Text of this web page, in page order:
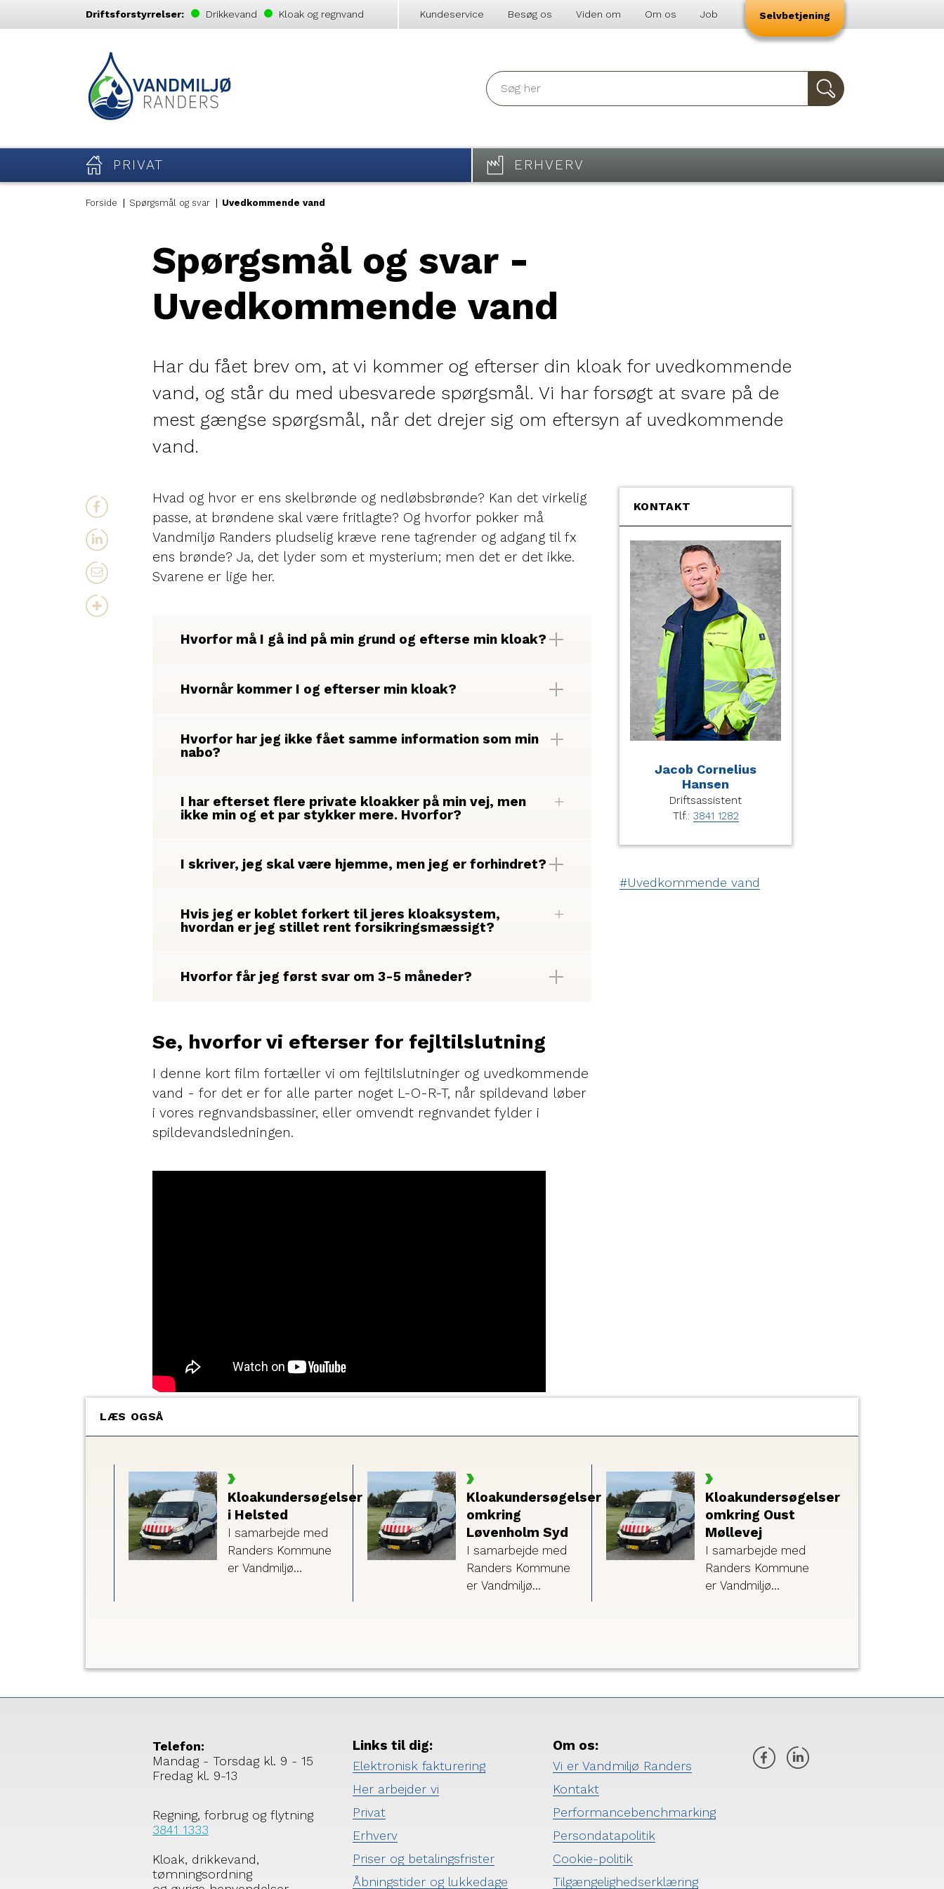
Driftsforstyrrelser: Drikkevand Kloak og regnvand Kundeservice Besøg os Viden om Om os Job Selvbetjening
PRIVAT ERHVERV
Forside Spørgsmål og svar Uvedkommende vand
Spørgsmål og svar -
Uvedkommende vand
Har du fået brev om, at vi kommer og efterser din kloak for uvedkommende
vand, og står du med ubesvarede spørgsmål. Vi har forsøgt at svare på de
mest gængse spørgsmål, når det drejer sig om eftersyn af uvedkommende
vand.
KONTAKT
Jacob Cornelius
Hansen
Driftsassistent
Tlf.: 3841 1282
Uvedkommende vand
Hvad og hvor er ens skelbrønde og nedløbsbrønde? Kan det virkelig
passe, at brøndene skal være fritlagte? Og hvorfor pokker må
Vandmiljø Randers pludselig kræve rene tagrender og adgang til fx
ens brønde? Ja, det lyder som et mysterium; men det er det ikke.
Svarene er lige her.
Hvorfor må I gå ind på min grund og efterse min kloak?
Hvornår kommer I og efterser min kloak?
Hvorfor har jeg ikke fået samme information som min
nabo?
I har efterset flere private kloakker på min vej, men
ikke min og et par stykker mere. Hvorfor?
I skriver, jeg skal være hjemme, men jeg er forhindret?
Hvis jeg er koblet forkert til jeres kloaksystem,
hvordan er jeg stillet rent forsikringsmæssigt?
Hvorfor får jeg først svar om 3-5 måneder?
Se, hvorfor vi efterser for fejltilslutning
I denne kort film fortæller vi om fejltilslutninger og uvedkommende
vand - for det er for alle parter noget L-O-R-T, når spildevand løber
i vores regnvandsbassiner, eller omvendt regnvandet fylder i
spildevandsledningen.
LÆS OGSÅ
Kloakundersøgelser
i Helsted
I samarbejde med
Randers Kommune
er Vandmiljø
steder, hvor
Kloakundersøgelser
omkring
Løvenholm Syd
I samarbejde med
Randers Kommune
er Vandmiljø
Løvenholm Syd. Vi
koblet forkert på
Kloakundersøgelser
omkring Oust
Møllevej
I samarbejde med
Randers Kommune
er Vandmiljø
Oust Møllevej. Vi
spildevand er
koblet forkert på
Telefon:
Mandag - Torsdag kl. 9 - 15
Fredag kl. 9-13
Regning, forbrug og flytning
3841 1333
Kloak, drikkevand,
tømningsordning
Links til dig:
Elektronisk fakturering
Her arbejder vi
Privat
Erhverv
Priser og betalingsfrister
Åbningstider og lukkedage
Om os:
Vi er Vandmiljø Randers
Kontakt
Performancebenchmarking
Persondatapolitik
Cookie-politik
Tilgængelighedserklæring